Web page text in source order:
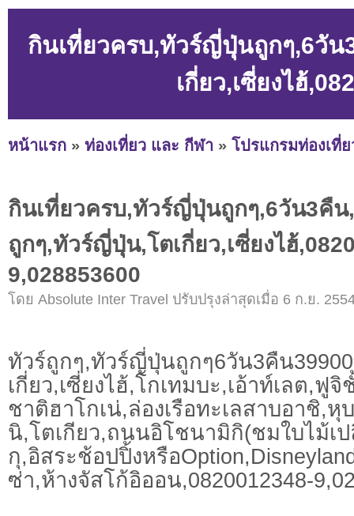
กินเที่ยวครบ,ทัวร์ญี่ปุ่นถูกๆ,6วัน
เกี่ยว,เซี่ยงไฮ้
หน้าแรก » ท่องเที่ยว และ กีฬา » โปรแกรมท่องเที่ย
กินเที่ยวครบ,ทัวร์ญี่ปุ่นถูกๆ,6วัน3คืน
ถูกๆ,ทัวร์ญี่ปุ่น,โตเกี่ยว,เซี่ยงไฮ้
9,028853600
โดย Absolute Inter Travel ปรับปรุงล่าสุดเมื่อ 6 ก.ย.
ทัวร์ถูกๆ,ทัวร์ญี่ปุ่นถูกๆ6วัน3คืน
เกี่ยว,เซี่ยงไฮ้,โกเทมบะ,เอ้าท์เลต,ฟู
ชาติฮาโกเน่,ล่องเรือทะเลสาบอาชิ,หุ
นิ,โตเกียว,ถนนอิโชนามิกิ(ชมใบไม้เ
กุ,อิสระช้อปปิ้งหรือ
ซ่า,ห้างจัสโก้อิออน,0820012348-